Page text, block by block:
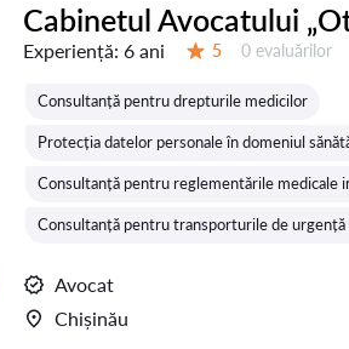
Cabinetul Avocatului
Experiență: 6 ani 5 Evaluărilor:
0 evaluărilor
Consultanță pentru drepturile medicilor
Protecția datelor personale în domeniul
Consultanță pentru reglementările medicale
Consultanță pentru transporturile de urgență
Avocat
Chișinău